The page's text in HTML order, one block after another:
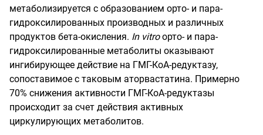
метаболизируется с образованием орто- и пара-
гидроксилированных производных и различных
продуктов бета-окисления. In vitroорто- и пара-
гидроксилированные метаболиты оказывают
ингибирующее действие на ГМГ-КоА-редуктазу,
сопоставимое с таковым аторвастатина. Примерно
70% снижения активности ГМГ-КоА-редуктазы
происходит за счет действия активных
циркулирующих метаболитов.